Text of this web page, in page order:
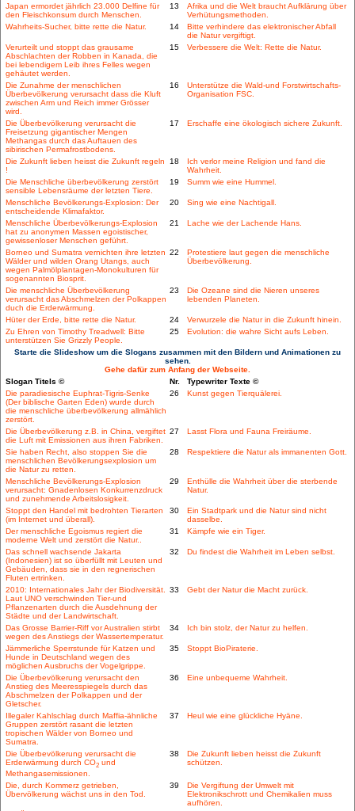
Japan ermordet jährlich 23.000 Delfine für
den Fleischkonsum durch Menschen.
13
Afrika und die Welt braucht Aufklärung über
Verhütungsmethoden.
Wahrheits-Sucher, bitte rette die Natur.
14
Bitte verhindere das elektronischer Abfall
die Natur vergiftigt.
Verurteilt und stoppt das grausame
Abschlachten der Robben in Kanada, die
bei lebendigem Leib ihres Felles wegen
gehäutet werden.
15 Verbessere die Welt: Rette die Natur.
Die Zunahme der menschlichen
Überbevölkerung verursacht dass die Kluft
zwischen Arm und Reich immer Grösser
wird.
16
Unterstütze die Wald-und Forstwirtschafts-
Organisation FSC.
Die Überbevölkerung verursacht die
Freisetzung gigantischer Mengen
Methangas durch das Auftauen des
sibirischen Permafrostbodens.
17 Erschaffe eine ökologisch sichere Zukunft.
Die Zukunft lieben heisst die Zukunft regeln
!
18
Ich verlor meine Religion und fand die
Wahrheit.
Die Menschliche überbevölkerung zerstört
sensible Lebensräume der letzten Tiere.
19 Summ wie eine Hummel.
Menschliche Bevölkerungs-Explosion: Der
entscheidende Klimafaktor.
20 Sing wie eine Nachtigall.
Menschliche Überbevölkerungs-Explosion
hat zu anonymen Massen egoistischer,
gewissenloser Menschen geführt.
21 Lache wie der Lachende Hans.
Borneo und Sumatra vernichten ihre letzten
Wälder und wilden Orang Utangs, auch
wegen Palmölplantagen-Monokulturen für
sogenannten Biosprit.
22
Protestiere laut gegen die menschliche
Überbevölkerung.
Die menschliche Überbevölkerung
verursacht das Abschmelzen der Polkappen
duch die Erderwärmung.
23
Die Ozeane sind die Nieren unseres
lebenden Planeten.
Hüter der Erde, bitte rette die Natur. 24
Verwurzele die Natur in die Zukunft hinein.
Zu Ehren von Timothy Treadwell: Bitte
unterstützen Sie Grizzly People.
25 Evolution: die wahre Sicht aufs Leben.
Starte die Slideshow um die Slogans zusammen mit den Bildern und Animationen zu
sehen.
Gehe dafür zum Anfang der Webseite.
Slogan Titels ©
Nr.
Typewriter Texte ©
Die paradiesische Euphrat-Tigris-Senke
(Der biblische Garten Eden) wurde durch
die menschliche überbevölkerung allmählich
zerstört.
26 Kunst gegen Tierquälerei.
Die Überbevölkerung z.B. in China, vergiftet
die Luft mit Emissionen aus ihren Fabriken.
27 Lasst Flora und Fauna Freiräume.
Sie haben Recht, also stoppen Sie die
menschlichen Bevölkerungsexplosion um
die Natur zu retten.
28 Respektiere die Natur als immanenten Gott.
Menschliche Bevölkerungs-Explosion
verursacht: Gnadenlosen Konkurrenzdruck
und zunehmende Arbeitslosigkeit.
29
Enthülle die Wahrheit über die sterbende
Natur.
Stoppt den Handel mit bedrohten Tierarten
(im Internet und überall).
30
Ein Stadtpark und die Natur sind nicht
dasselbe.
Der menschliche Egoismus regiert die
moderne Welt und zerstört die Natur..
31 Kämpfe wie ein Tiger.
Das schnell wachsende Jakarta
(Indonesien) ist so überfüllt mit Leuten und
Gebäuden, dass sie in den regnerischen
Fluten ertrinken.
32 Du findest die Wahrheit im Leben selbst.
2010: Internationales Jahr der Biodiversität.
Laut UNO verschwinden Tier-und
Pflanzenarten durch die Ausdehnung der
Städte und der Landwirtschaft.
33 Gebt der Natur die Macht zurück.
Das Grosse Barrier-Riff vor Australien stirbt
wegen des Anstiegs der Wassertemperatur.
34 Ich bin stolz, der Natur zu helfen.
Jämmerliche Sperrstunde für Katzen und
Hunde in Deutschland wegen des
möglichen Ausbruchs der Vogelgrippe.
35 Stoppt BioPiraterie.
Die Überbevölkerung verursacht den
Anstieg des Meeresspiegels durch das
Abschmelzen der Polkappen und der
Gletscher.
36 Eine unbequeme Wahrheit.
Illegaler Kahlschlag durch Maffia-ähnliche
Gruppen zerstört rasant die letzten
tropischen Wälder von Borneo und
Sumatra.
37 Heul wie eine glückliche Hyäne.
Die Überbevölkerung verursacht die
Erderwärmung durch CO2 und
Methangasemissionen.
38
Die Zukunft lieben heisst die Zukunft
schützen.
Die, durch Kommerz getrieben,
Übervölkerung wächst uns in den Tod.
39
Die Vergiftung der Umwelt mit
Elektronikschrott und Chemikalien muss
aufhören.